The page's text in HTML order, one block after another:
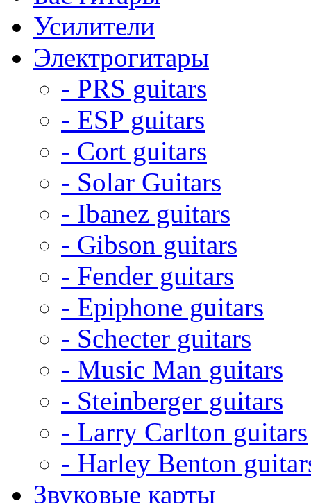
Усилители
Электрогитары
- PRS guitars
- ESP guitars
- Cort guitars
- Solar Guitars
- Ibanez guitars
- Gibson guitars
- Fender guitars
- Epiphone guitars
- Schecter guitars
- Music Man guitars
- Steinberger guitars
- Larry Carlton guitars
- Harley Benton
Звуковые карты